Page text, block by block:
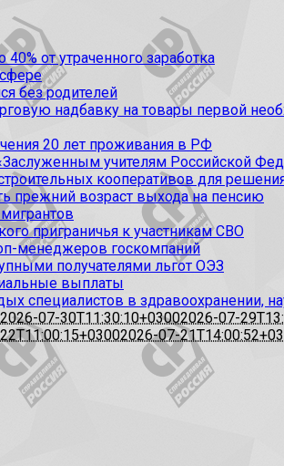
от утраченного заработка
без родителей
надбавку на товары первой
20 лет проживания в РФ
учителям Российской
кооперативов для
прежний возраст выхода на пенсию
приграничья к участникам СВО
менеджеров госкомпаний
получателями льгот ОЭЗ
выплаты
специалистов в здравоохранении,
2026-07-30T11:30:10+03002026-07-
2026-07-